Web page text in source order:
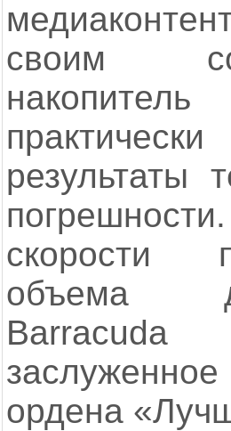
своим
результаты
скорости
объема
Barracuda
ордена